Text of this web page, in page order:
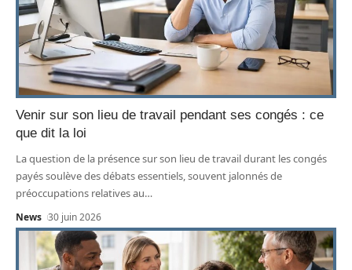
Venir sur son lieu de travail pendant ses congés : ce
que dit la loi
La question de la présence sur son lieu de travail durant les congés
payés soulève des débats essentiels, souvent jalonnés de
préoccupations relatives au…
News 30 juin 2026